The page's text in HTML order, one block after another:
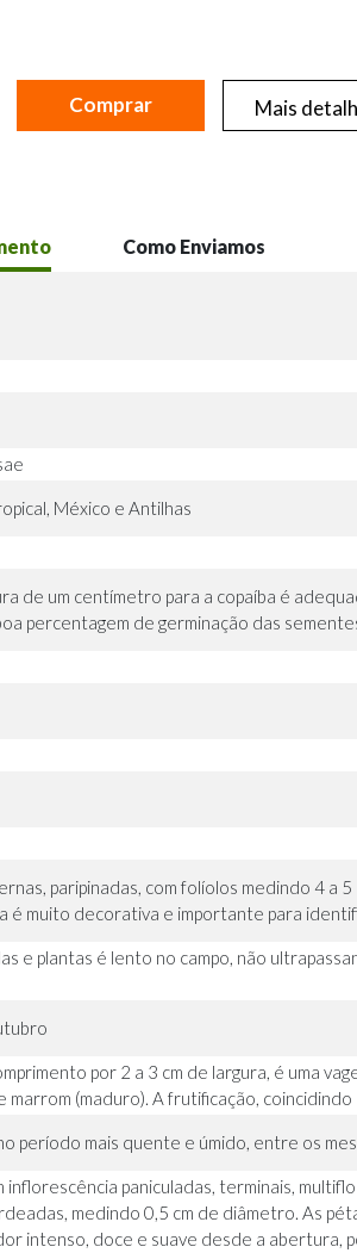
Comprar Mais
México e Antilhas
de um centímetro para a copaíba é
percentagem de germinação das
paripinadas, com folíolos medindo 4 a
é muito decorativa e importante para
e plantas é lento no campo, não
por 2 a 3 cm de largura, é uma
marrom (maduro). A frutificação,
período mais quente e úmido, entre os
paniculadas, terminais,
medindo 0,5 cm de diâmetro. As
intenso, doce e suave desde a abertura,
Como Enviamos